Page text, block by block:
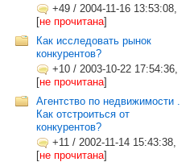
+49 / 2004-11-16 13:53:08,
[не прочитана]
Как исследовать рынок
конкурентов?
+10 / 2003-10-22 17:54:36,
[не прочитана]
Агентство по недвижимости .
Как отстроиться от
конкурентов?
+11 / 2002-11-14 15:43:38,
[не прочитана]